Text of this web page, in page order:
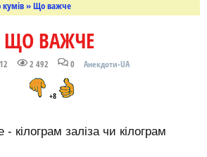
» Що важче
ЩО ВАЖЧЕ
2 492 0 Анекдоти-UA
+8
заліза чи кілограм